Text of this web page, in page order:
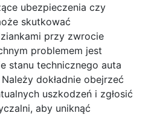
ubezpieczenia czy
skutkować
przy zwrocie
problemem jest
stanu technicznego auta
dokładnie obejrzeć
uszkodzeń i zgłosić
aby uniknąć